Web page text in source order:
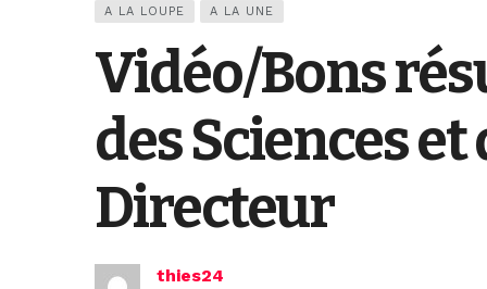
A LA LOUPE A LA UNE
Vidéo/Bons
des Sciences
Directeur
thies24